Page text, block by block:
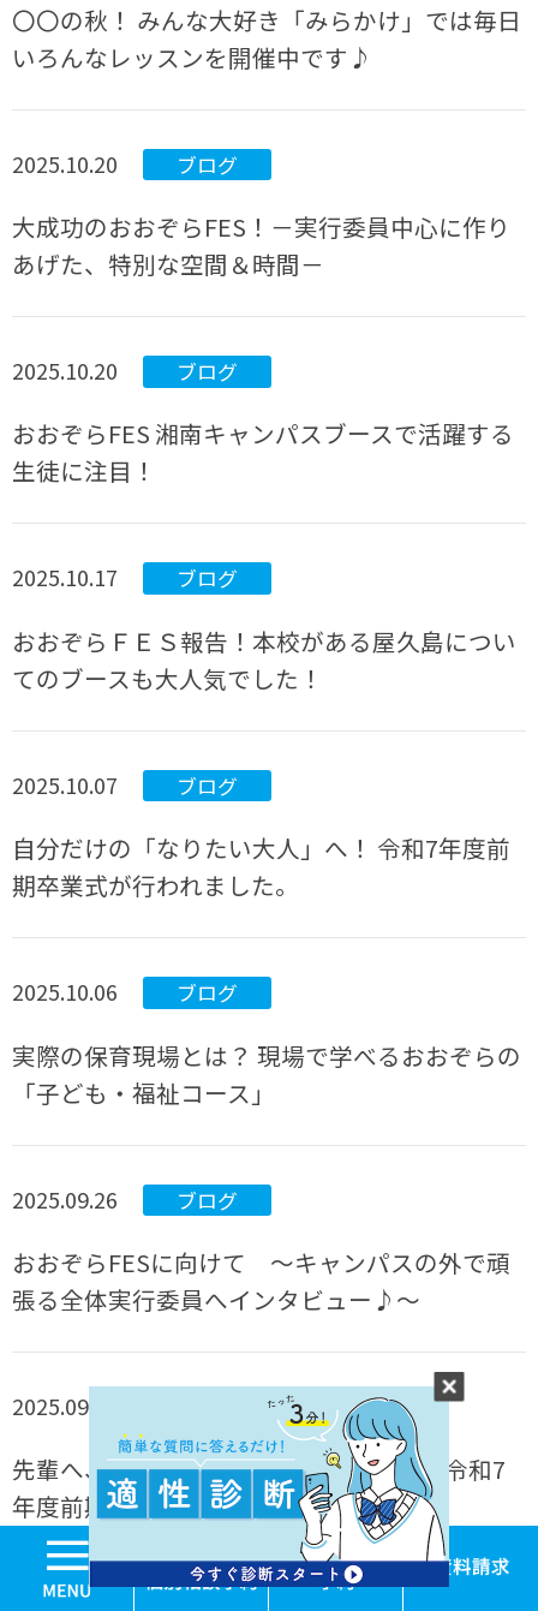
学校見学・個別相
体験入
〇〇の秋！ みんな大好き「みらかけ」では毎日
いろんなレッスンを開催中です♪
2025.10.20 ブログ
大成功のおおぞらFES！－実行委員中心に作り
あげた、特別な空間＆時間－
2025.10.20 ブログ
おおぞらFES 湘南キャンパスブースで活躍する
生徒に注目！
2025.10.17 ブログ
おおぞらＦＥＳ報告！本校がある屋久島につい
てのブースも大人気でした！
2025.10.07 ブログ
自分だけの「なりたい大人」へ！ 令和7年度前
期卒業式が行われました。
2025.10.06 ブログ
実際の保育現場とは？ 現場で学べるおおぞらの
「子ども・福祉コース」
2025.09.26 ブログ
おおぞらFESに向けて ～キャンパスの外で頑
張る全体実行委員へインタビュー♪～
2025.09.25
先輩へ、心をこめたお花でお祝い！ ～令和7
年度前期卒業式に向けて～